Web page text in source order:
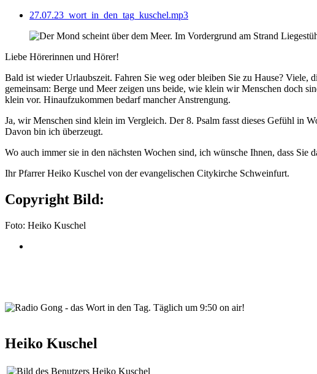
27.07.23_wort_in_den_tag_kuschel.mp3
Liebe Hörerinnen und Hörer!
Bald ist wieder Urlaubszeit. Fahren Sie weg oder bleiben Sie zu Hause? Viele,
gemeinsam: Berge und Meer zeigen uns beide, wie klein wir Menschen doch
klein vor. Hinaufzukommen bedarf mancher Anstrengung.
Ja, wir Menschen sind klein im Vergleich. Der 8. Psalm fasst dieses Gefühl in
Davon bin ich überzeugt.
Wo auch immer sie in den nächsten Wochen sind, ich wünsche Ihnen, dass
Ihr Pfarrer Heiko Kuschel von der evangelischen Citykirche Schweinfurt.
Copyright Bild:
Foto: Heiko Kuschel
Heiko Kuschel